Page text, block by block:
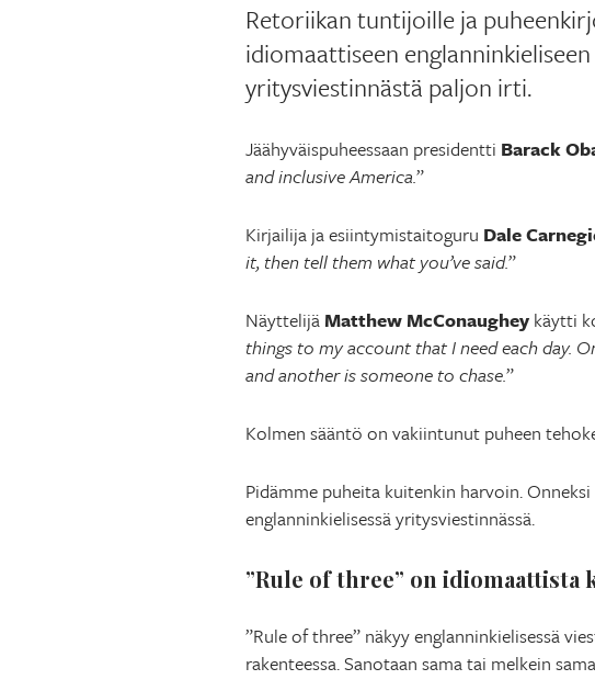
Retoriikan tuntijoille ja
idiomaattiseen
yritysviestinnästä paljon irti.
Jäähyväispuheessaan presidentti Barack
and inclusive America.”
Kirjailija ja esiintymistaitoguru Dale
it, then tell them what you’ve said.”
Näyttelijä Matthew McConaughey käytti
things to my account that I need each day.
and another is someone to chase.”
Kolmen sääntö on vakiintunut puheen
Pidämme puheita kuitenkin harvoin.
englanninkielisessä yritysviestinnässä.
”Rule of three” on idiomaattista
”Rule of three” näkyy englanninkielisessä
rakenteessa. Sanotaan sama tai melkein